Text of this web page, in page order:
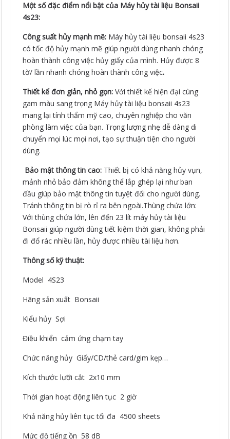
Một số đặc điểm nổi bật của Máy hủy tài liệu Bonsaii
4s23:
Công suất hủy mạnh mẽ: Máy hủy tài liệu bonsaii 4s23
có tốc độ hủy mạnh mẽ giúp người dùng nhanh chóng
hoàn thành công việc hủy giấy của mình. Hủy được 8
tờ/ lần nhanh chóng hoàn thành công việc.
Thiết kế đơn giản, nhỏ gọn: Với thiết kế hiện đại cùng
gam màu sang trọng Máy hủy tài liệu bonsaii 4s23
mang lại tính thẩm mỹ cao, chuyên nghiệp cho văn
phòng làm việc của bạn. Trọng lượng nhẹ dễ dàng di
chuyển mọi lúc mọi nơi, tạo sự thuận tiện cho người
dùng.
Bảo mật thông tin cao: Thiết bị có khả năng hủy vụn,
mảnh nhỏ bảo đảm không thể lắp ghép lại như ban
đầu giúp bảo mật thông tin tuyệt đối cho người dùng.
Tránh thông tin bị rò rỉ ra bên ngoài.Thùng chứa lớn:
Với thùng chứa lớn, lên đến 23 lít máy hủy tài liệu
Bonsaii giúp người dùng tiết kiệm thời gian, không phải
đi đổ rác nhiều lần, hủy được nhiều tài liệu hơn.
Thông số kỹ thuật:
Model 4S23
Hãng sản xuất Bonsaii
Kiểu hủy Sợi
Điều khiển cảm ứng chạm tay
Chức năng hủy Giấy/CD/thẻ card/gim kẹp…
Kích thước lưỡi cắt 2x10 mm
Thời gian hoạt động liên tục 2 giờ
Khả năng hủy liên tục tối đa 4500 sheets
Mức độ tiếng ồn 58 dB